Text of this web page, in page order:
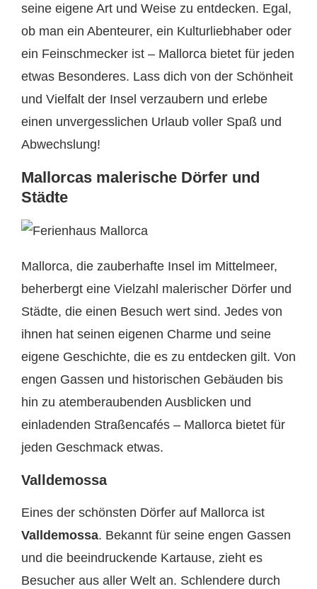
seine eigene Art und Weise zu entdecken. Egal,
ob man ein Abenteurer, ein Kulturliebhaber oder
ein Feinschmecker ist – Mallorca bietet für jeden
etwas Besonderes. Lass dich von der Schönheit
und Vielfalt der Insel verzaubern und erlebe
einen unvergesslichen Urlaub voller Spaß und
Abwechslung!
Mallorcas malerische Dörfer und
Städte
Mallorca, die zauberhafte Insel im Mittelmeer,
beherbergt eine Vielzahl malerischer Dörfer und
Städte, die einen Besuch wert sind. Jedes von
ihnen hat seinen eigenen Charme und seine
eigene Geschichte, die es zu entdecken gilt. Von
engen Gassen und historischen Gebäuden bis
hin zu atemberaubenden Ausblicken und
einladenden Straßencafés – Mallorca bietet für
jeden Geschmack etwas.
Valldemossa
Eines der schönsten Dörfer auf Mallorca ist
Valldemossa. Bekannt für seine engen Gassen
und die beeindruckende Kartause, zieht es
Besucher aus aller Welt an. Schlendere durch